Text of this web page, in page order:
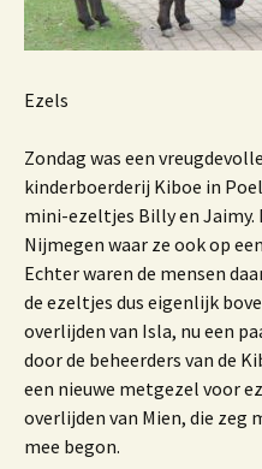
Ezels
Zondag was een
kinderboerderij Kiboe in
mini-ezeltjes Billy en Jaimy.
Nijmegen waar ze ook op
Echter waren de mensen
de ezeltjes dus eigenlijk
overlijden van Isla, nu een
door de beheerders van de
een nieuwe metgezel voor
overlijden van Mien, die zeg
mee begon.